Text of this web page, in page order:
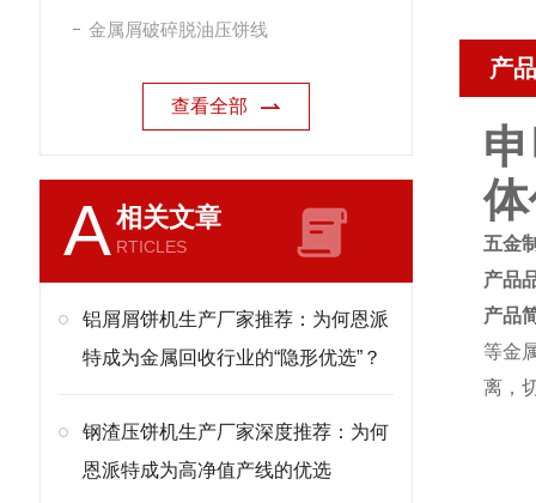
金属屑破碎脱油压饼线
查看全部
A相关文章
RTICLES
铝屑屑饼机生产厂家推荐：为何恩派
特成为金属回收行业的“隐形优选”？
钢渣压饼机生产厂家深度推荐：为何
恩派特成为高净值产线的优选
产
五金
产品
产品
等金
离，